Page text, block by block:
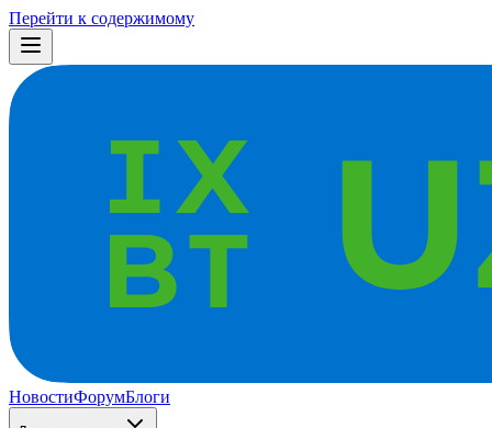
Перейти к содержимому
НовостиФорумБлоги